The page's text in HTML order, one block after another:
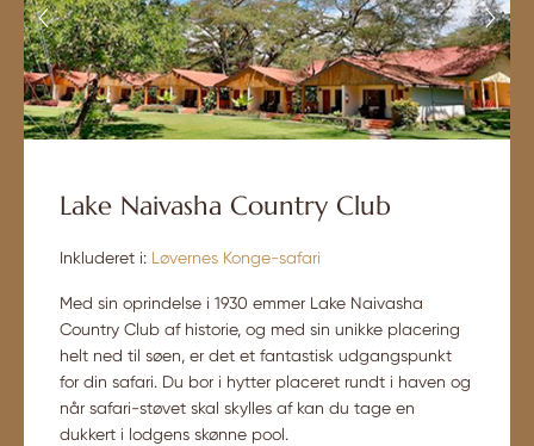
Lake Naivasha Country Club
Inkluderet i: Løvernes Konge-safari
Med sin oprindelse i 1930 emmer Lake Naivasha
Country Club af historie, og med sin unikke placering
helt ned til søen, er det et fantastisk udgangspunkt
for din safari. Du bor i hytter placeret rundt i haven og
når safari-støvet skal skylles af kan du tage en
dukkert i lodgens skønne pool.